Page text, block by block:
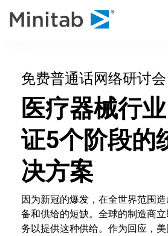
免费普通话网络研讨会
医疗器械行
证5个阶段的
决方案
因为新冠的爆发，在全世界范围
备和供给的短缺。全球的制造商
务以提供这种供给。作为回应，